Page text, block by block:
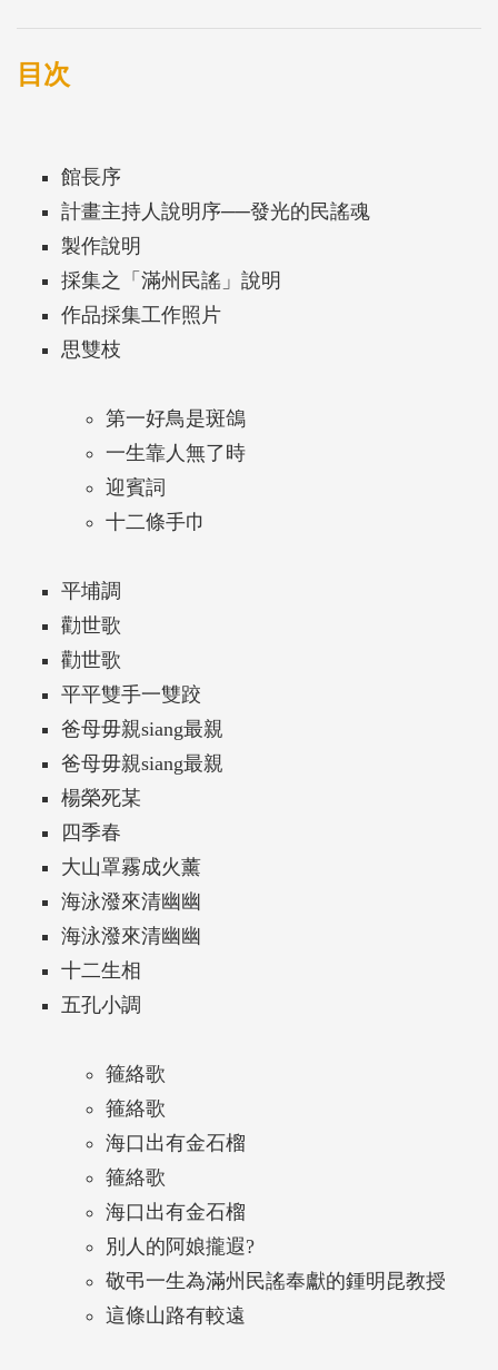
存。透過訪談，更了解滿州民謠所應用的曲調與演
變，時代的變遷竟也影響著唱本與唱詞；透過採訪者
貴的資料。
目次
館長序
計畫主持人說明序──發光的民謠魂
製作說明
採集之「滿州民謠」說明
作品採集工作照片
思雙枝
第一好鳥是斑鴿
一生靠人無了時
迎賓詞
十二條手巾
平埔調
勸世歌
勸世歌
平平雙手一雙跤
爸母毋親siang最親
爸母毋親siang最親
楊榮死某
四季春
大山罩霧成火薰
海泳潑來清幽幽
海泳潑來清幽幽
十二生相
五孔小調
箍絡歌
箍絡歌
海口出有金石榴
箍絡歌
海口出有金石榴
別人的阿娘攏遐?
敬弔一生為滿州民謠奉獻的鍾明昆教授
這條山路有較遠